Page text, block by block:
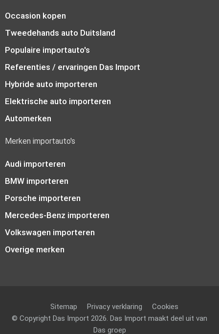
Occasion kopen
Tweedehands auto Duitsland
Populaire importauto's
Referenties / ervaringen Das Import
Hybride auto importeren
Elektrische auto importeren
Automerken
Merken importauto's
Audi importeren
BMW importeren
Porsche importeren
Mercedes-Benz importeren
Volkswagen importeren
Overige merken
Sitemap Privacy verklaring
Cookies
© Copyright Das Import 2026. Das Import maakt deel uit van
Das groep